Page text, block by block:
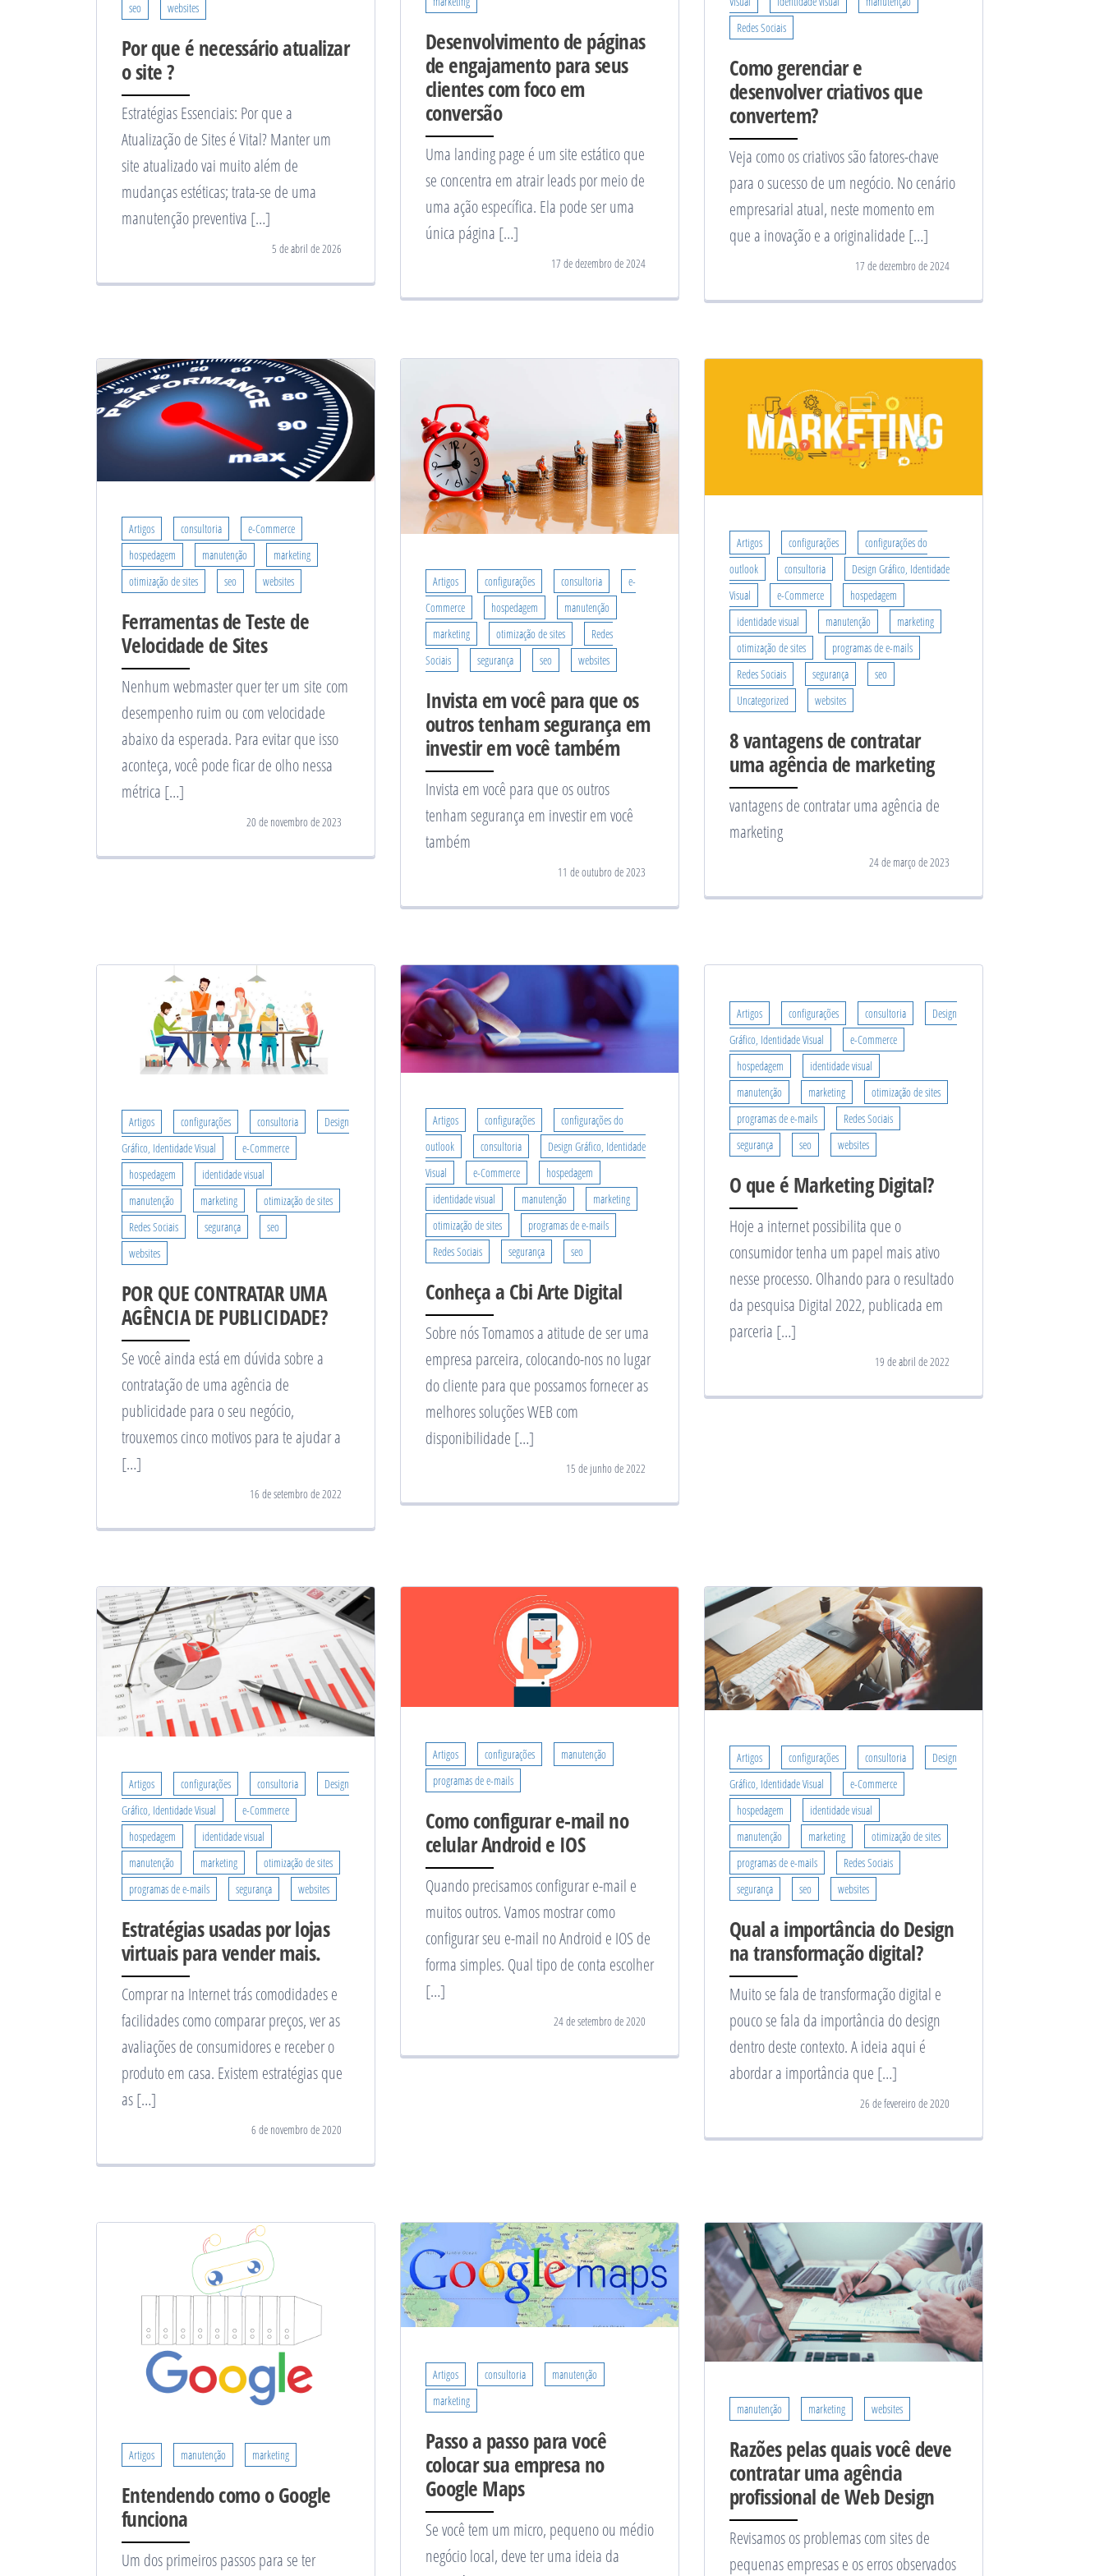
seo
websites
Por que é necessário atualizar
o site ?
Estratégias Essenciais: Por que a
Atualização de Sites é Vital? Manter um
site atualizado vai muito além de
mudanças estéticas; trata-se de uma
manutenção preventiva […]
5 de abril de 2026
Desenvolvimento de páginas
de engajamento para seus
clientes com foco em
conversão
Uma landing page é um site estático que
se concentra em atrair leads por meio de
uma ação específica. Ela pode ser uma
única página […]
17 de dezembro de 2024
Redes Sociais
Como gerenciar e
desenvolver criativos que
convertem?
Veja como os criativos são fatores-chave
para o sucesso de um negócio. No cenário
empresarial atual, neste momento em
que a inovação e a originalidade […]
17 de dezembro de 2024
Artigos consultoria
e-Commerce
hospedagem
manutenção
marketing
otimização de sites
seo websites
Ferramentas de Teste de
Velocidade de Sites
Nenhum webmaster quer ter um site com
desempenho ruim ou com velocidade
abaixo da esperada. Para evitar que isso
aconteça, você pode ficar de olho nessa
métrica […]
20 de novembro de 2023
Artigos configurações consultoria
e-
Commerce
hospedagem
manutenção
marketing
otimização de sites
Redes
Sociais
segurança seo websites
Invista em você para que os
outros tenham segurança em
investir em você também
Invista em você para que os outros
tenham segurança em investir em você
também
11 de outubro de 2023
Artigos configurações
configurações do
outlook
consultoria
Design Gráfico, Identidade
Visual
e-Commerce
hospedagem
identidade visual
manutenção
marketing
otimização de sites
programas de e-mails
Redes Sociais
segurança
seo
Uncategorized
websites
8 vantagens de contratar
uma agência de marketing
vantagens de contratar uma agência de
marketing
24 de março de 2023
Artigos configurações consultoria
Design
Gráfico, Identidade Visual
e-Commerce
hospedagem
identidade visual
manutenção
marketing
otimização de sites
Redes Sociais
segurança
seo
websites
POR QUE CONTRATAR UMA
AGÊNCIA DE PUBLICIDADE?
Se você ainda está em dúvida sobre a
contratação de uma agência de
publicidade para o seu negócio,
trouxemos cinco motivos para te ajudar a
[…]
16 de setembro de 2022
Artigos configurações
configurações do
outlook
consultoria
Design Gráfico, Identidade
Visual
e-Commerce
hospedagem
identidade visual
manutenção
marketing
otimização de sites
programas de e-mails
Redes Sociais
segurança seo
Conheça a Cbi Arte Digital
Sobre nós Tomamos a atitude de ser uma
empresa parceira, colocando-nos no lugar
do cliente para que possamos fornecer as
melhores soluções WEB com
disponibilidade […]
15 de junho de 2022
Artigos configurações consultoria
Design
Gráfico, Identidade Visual
e-Commerce
hospedagem
identidade visual
manutenção
marketing
otimização de sites
programas de e-mails
Redes Sociais
segurança
seo websites
O que é Marketing Digital?
Hoje a internet possibilita que o
consumidor tenha um papel mais ativo
nesse processo. Olhando para o resultado
da pesquisa Digital 2022, publicada em
parceria […]
19 de abril de 2022
Artigos configurações consultoria
Design
Gráfico, Identidade Visual
e-Commerce
hospedagem
identidade visual
manutenção
marketing
otimização de sites
programas de e-mails
segurança websites
Estratégias usadas por lojas
virtuais para vender mais.
Comprar na Internet trás comodidades e
facilidades como comparar preços, ver as
avaliações de consumidores e receber o
produto em casa. Existem estratégias que
as […]
6 de novembro de 2020
Artigos configurações
manutenção
programas de e-mails
Como configurar e-mail no
celular Android e IOS
Quando precisamos configurar e-mail e
muitos outros. Vamos mostrar como
configurar seu e-mail no Android e IOS de
forma simples. Qual tipo de conta escolher
[…]
24 de setembro de 2020
Artigos configurações consultoria
Design
Gráfico, Identidade Visual
e-Commerce
hospedagem
identidade visual
manutenção
marketing
otimização de sites
programas de e-mails
Redes Sociais
segurança
seo websites
Qual a importância do Design
na transformação digital?
Muito se fala de transformação digital e
pouco se fala da importância do design
dentro deste contexto. A ideia aqui é
abordar a importância que […]
26 de fevereiro de 2020
Artigos manutenção marketing
Entendendo como o Google
funciona
Um dos primeiros passos para se ter
Artigos consultoria
manutenção
marketing
Passo a passo para você
colocar sua empresa no
Google Maps
Se você tem um micro, pequeno ou médio
negócio local, deve ter uma ideia da
manutenção marketing websites
Razões pelas quais você deve
contratar uma agência
profissional de Web Design
Revisamos os problemas com sites de
pequenas empresas e os erros observados